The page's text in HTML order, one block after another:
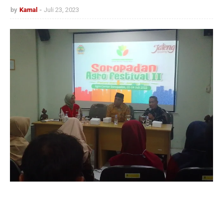
by Kamal Juli 23, 2023